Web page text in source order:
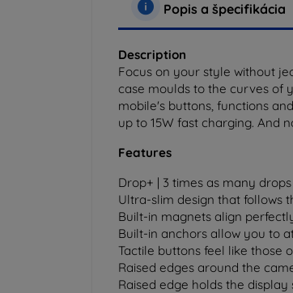
Popis a špecifikácia
Description
Focus on your style without
case moulds to the curves of
mobile's buttons, functions
up to 15W fast charging. And
Features
Drop+ | 3 times as many
Ultra-slim design that follows
Built-in magnets align
Built-in anchors allow you to
Tactile buttons feel like those
Raised edges around the
Raised edge holds the